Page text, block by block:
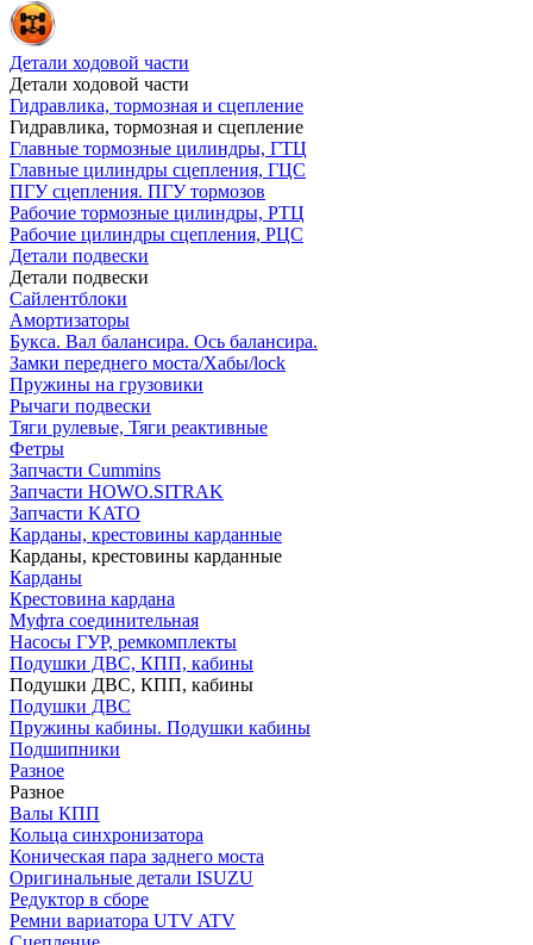
Детали ходовой части
Детали ходовой части
Гидравлика, тормозная и сцепление
Гидравлика, тормозная и сцепление
Главные тормозные цилиндры, ГТЦ
Главные цилиндры сцепления, ГЦС
ПГУ сцепления. ПГУ тормозов
Рабочие тормозные цилиндры, РТЦ
Рабочие цилиндры сцепления, РЦС
Детали подвески
Детали подвески
Cайлентблоки
Амортизаторы
Букса. Вал балансира. Ось балансира.
Замки переднего моста/Хабы/lock
Пружины на грузовики
Рычаги подвески
Тяги рулевые, Тяги реактивные
Фетры
Запчасти Cummins
Запчасти HOWO.SITRAK
Запчасти KATO
Карданы, крестовины карданные
Карданы, крестовины карданные
Карданы
Крестовина кардана
Муфта соединительная
Насосы ГУР, ремкомплекты
Подушки ДВС, КПП, кабины
Подушки ДВС, КПП, кабины
Подушки ДВС
Пружины кабины. Подушки кабины
Подшипники
Разное
Разное
Валы КПП
Кольца синхронизатора
Коническая пара заднего моста
Оригинальные детали ISUZU
Редуктор в сборе
Ремни вариатора UTV ATV